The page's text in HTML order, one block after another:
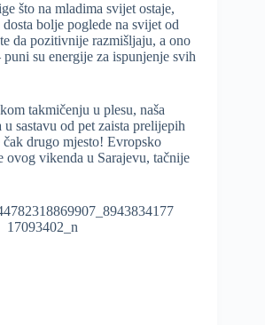
što na mladima svijet ostaje,
bolje poglede na svijet od
da pozitivnije razmišljaju, a ono
su energije za ispunjenje svih
takmičenju u plesu, naša
u sastavu od pet zaista prelijepih
drugo mjesto! Evropsko
ovog vikenda u Sarajevu, tačnije